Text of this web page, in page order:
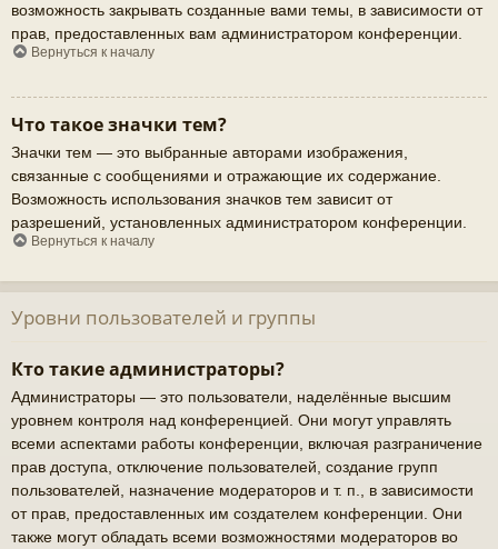
возможность закрывать созданные вами темы, в зависимости от
прав, предоставленных вам администратором конференции.
Вернуться к началу
Что такое значки тем?
Значки тем — это выбранные авторами изображения,
связанные с сообщениями и отражающие их содержание.
Возможность использования значков тем зависит от
разрешений, установленных администратором конференции.
Вернуться к началу
Уровни пользователей и группы
Кто такие администраторы?
Администраторы — это пользователи, наделённые высшим
уровнем контроля над конференцией. Они могут управлять
всеми аспектами работы конференции, включая разграничение
прав доступа, отключение пользователей, создание групп
пользователей, назначение модераторов и т. п., в зависимости
от прав, предоставленных им создателем конференции. Они
также могут обладать всеми возможностями модераторов во